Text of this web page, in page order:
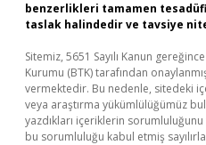
benzerlikleri tamamen
taslak halindedir ve tavsiye
Sitemiz, 5651 Sayılı Kanun
Kurumu (BTK) tarafından
vermektedir. Bu nedenle, sitedeki
veya araştırma yükümlülüğümüz
yazdıkları içeriklerin
bu sorumluluğu kabul etmiş